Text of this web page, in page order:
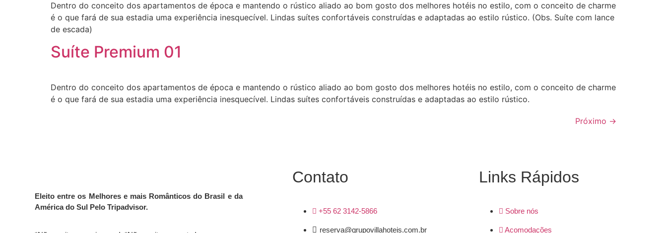
Dentro do conceito dos apartamentos de época e mantendo o rústico aliado ao bom gosto dos melhores hotéis no estilo, com o conceito de charme
é o que fará de sua estadia uma experiência inesquecível. Lindas suítes confortáveis construídas e adaptadas ao estilo rústico. (Obs. Suíte com lance
de escada)
Suíte Premium 01
Dentro do conceito dos apartamentos de época e mantendo o rústico aliado ao bom gosto dos melhores hotéis no estilo, com o conceito de charme
é o que fará de sua estadia uma experiência inesquecível. Lindas suítes confortáveis construídas e adaptadas ao estilo rústico.
Próximo →
Eleito entre os Melhores e mais Românticos do Brasil e da
América do Sul Pelo Tripadvisor.
Contato
+55 62 3142-5866
reserva@grupovillahoteis.com.br
Links Rápidos
Sobre nós
Acomodações